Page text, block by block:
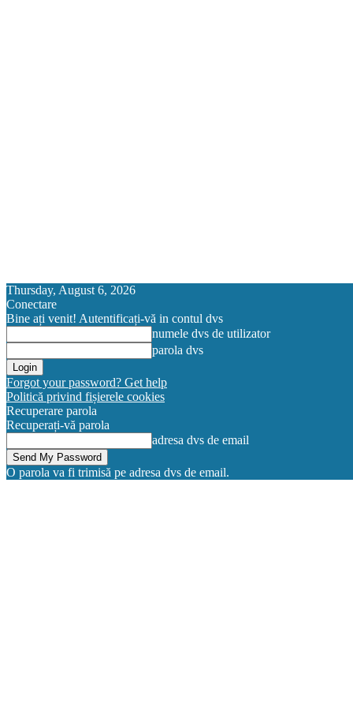
Thursday, August 6, 2026
Conectare
Bine ați venit! Autentificați-vă in contul dvs
numele dvs de utilizator
parola dvs
Forgot your password? Get help
Politică privind fișierele cookies
Recuperare parola
Recuperați-vă parola
adresa dvs de email
O parola va fi trimisă pe adresa dvs de email.